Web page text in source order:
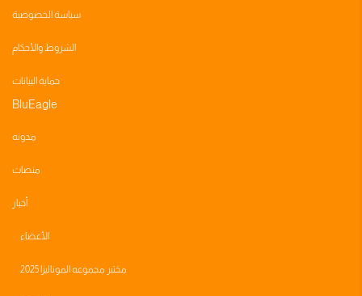
سياسة الخصوصية
الشروط والأحكام
حماية البيانات
BluEagle
مدونه
منصات
أخبار
الأعضاء
مختبر مجموعه الموناليزا 2025